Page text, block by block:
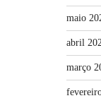
maio
abril
março